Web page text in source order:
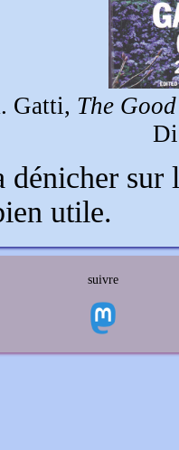
Gatti, The
dénicher
utile.
suivre